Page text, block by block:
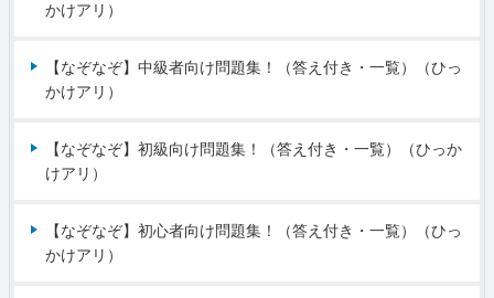
かけアリ）
【なぞなぞ】中級者向け問題集！（答え付き・一覧）（ひっ
かけアリ）
【なぞなぞ】初級向け問題集！（答え付き・一覧）（ひっか
けアリ）
【なぞなぞ】初心者向け問題集！（答え付き・一覧）（ひっ
かけアリ）